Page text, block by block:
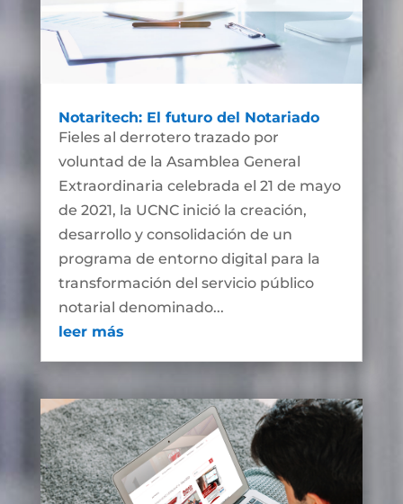
Notaritech: El futuro del Notariado
Fieles al derrotero trazado por
voluntad de la Asamblea General
Extraordinaria celebrada el 21 de mayo
de 2021, la UCNC inició la creación,
desarrollo y consolidación de un
programa de entorno digital para la
transformación del servicio público
notarial denominado...
leer más